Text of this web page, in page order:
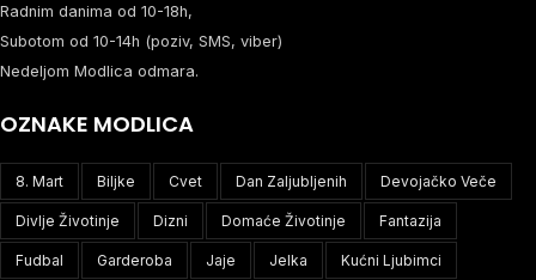
Radnim danima od 10-18h,
Subotom od 10-14h (poziv, SMS, viber)
Nedeljom Modlica odmara.
OZNAKE MODLICA
8. Mart Biljke Cvet Dan Zaljubljenih Devojačko Veče
Divlje Životinje Dizni Domaće Životinje Fantazija
Fudbal Garderoba Jaje Jelka Kućni Ljubimci